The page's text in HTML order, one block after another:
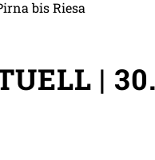
bis Riesa
|